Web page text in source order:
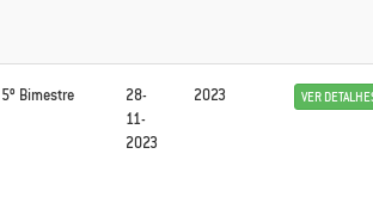
5º Bimestre
28-
11-
2023
2023 VER